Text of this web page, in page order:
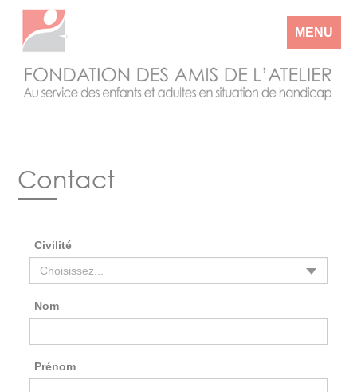
MENU
Contact
Civilité
Nom
Prénom